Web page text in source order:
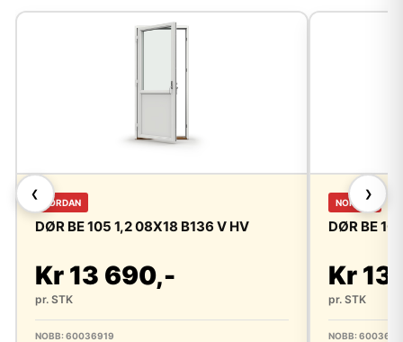
❮
NORDAN
DØR BE 105 1,2 08X18 B136 V HV
Kr 13 690,-
pr. STK
NOBB: 60036919
NORDAN
DØR BE
Kr 13
pr. STK
NOBB:
❯